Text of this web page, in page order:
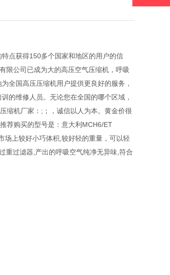
点获得150多个国家和地区的用户的信
限公司已成为大的高压空气压缩机，呼吸
全国高压压缩机用户提供更良好的服务，
的维修人员。无论您在全国的哪个区域，
缩机厂家：;；，诚信以人为本。黄金价很
荐购买的型号是：意大利MCH6/ET
场上较好小巧体积,较好轻的重量，可以轻
重过滤器,产出的呼吸空气纯净无异味,符合